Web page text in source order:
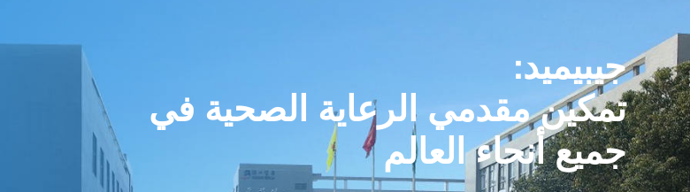
جيبيميد:
تمكين مقدمي الرعاية الصحية في
جميع أنحاء العالم